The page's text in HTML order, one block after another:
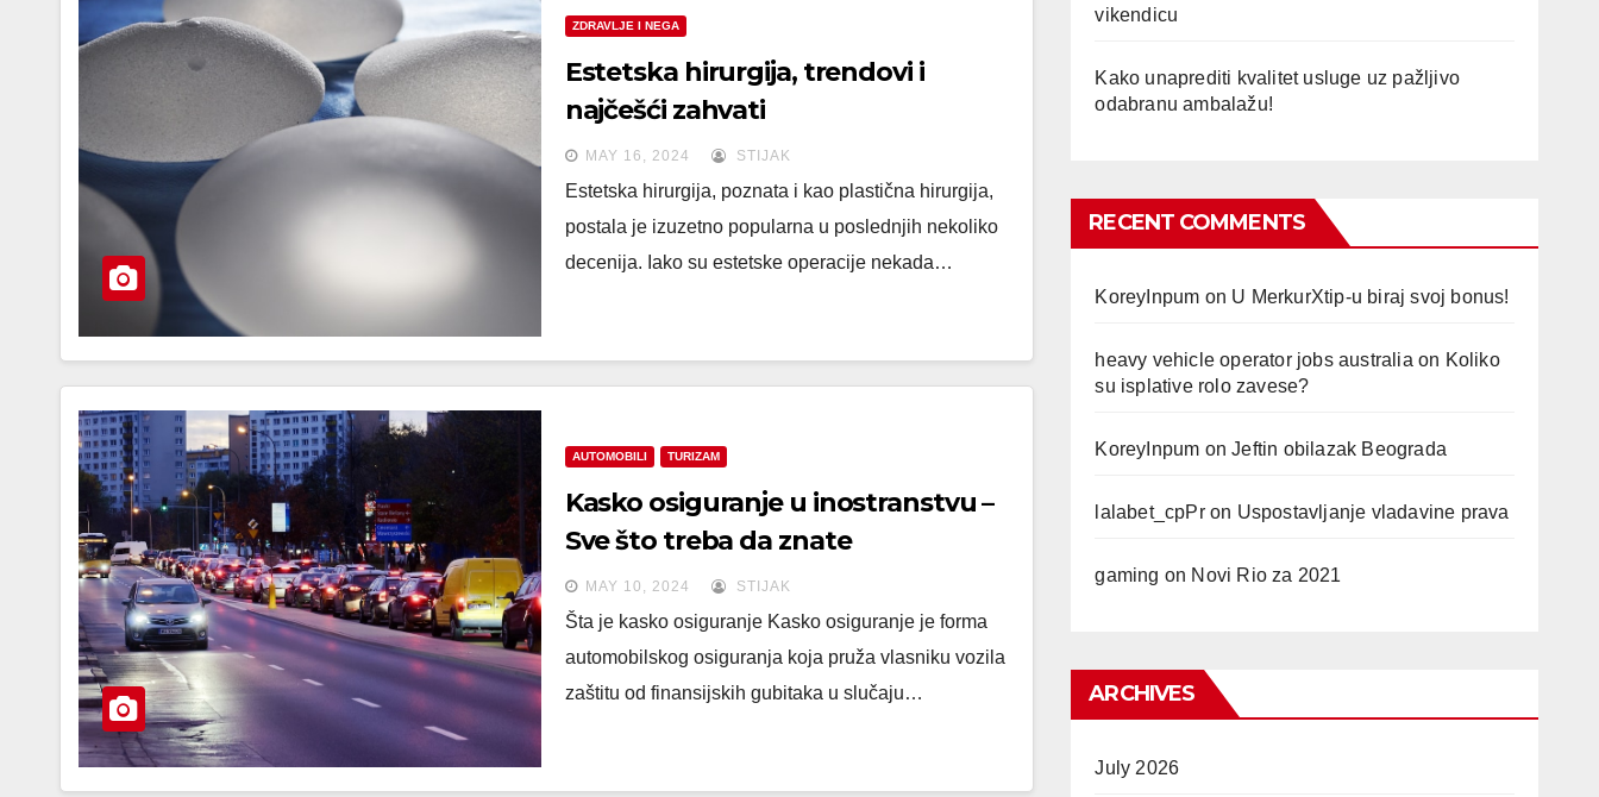
ZDRAVLJE I NEGA
Estetska hirurgija, trendovi i
najčešći zahvati
MAY 16, 2024 STIJAK
Estetska hirurgija, poznata i kao plastična hirurgija,
postala je izuzetno popularna u poslednjih nekoliko
decenija. Iako su estetske operacije nekada…
AUTOMOBILI TURIZAM
Kasko osiguranje u inostranstvu –
Sve što treba da znate
MAY 10, 2024 STIJAK
Šta je kasko osiguranje Kasko osiguranje je forma
automobilskog osiguranja koja pruža vlasniku vozila
zaštitu od finansijskih gubitaka u slučaju…
vikendicu
Kako unaprediti kvalitet usluge uz pažljivo
odabranu ambalažu!
RECENT COMMENTS
KoreyInpum on U MerkurXtip-u biraj svoj bonus!
heavy vehicle operator jobs australia on Koliko
su isplative rolo zavese?
KoreyInpum onJeftin obilazak Beograda
lalabet_cpPron Uspostavljanje vladavine prava
gaming on Novi Rio za 2021
ARCHIVES
July 2026